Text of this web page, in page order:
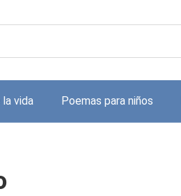
vida Poemas para niños